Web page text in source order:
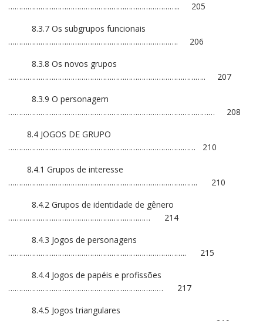
…………………………………………………………………….. 205
8.3.7 Os subgrupos funcionais
……………………………………………………………………. 206
8.3.8 Os novos grupos
……………………………………………………………………………….. 207
8.3.9 O personagem
…………………………………………………………………………………… 208
8.4 JOGOS DE GRUPO
…………………………………………………………………………… 210
8.4.1 Grupos de interesse
……………………………………………………………………………. 210
8.4.2 Grupos de identidade de gênero
………………………………………………………… 214
8.4.3 Jogos de personagens
……………………………………………………………………….. 215
8.4.4 Jogos de papéis e profissões
……………………………………………………………… 217
8.4.5 Jogos triangulares